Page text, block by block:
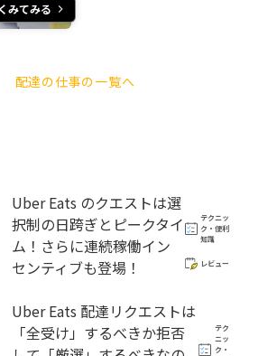
みてみる
配達の仕事の一覧へ
Uber Eats のクエストは選
択制の日跨ぎとピークタイ
ム！さらに連続稼働イン
センティブも登場！
テクニッ
ク・便利
知識
レビュー
Uber Eats 配達リクエストは
「全受け」するべきか拒否
テク
ニッ
ク・